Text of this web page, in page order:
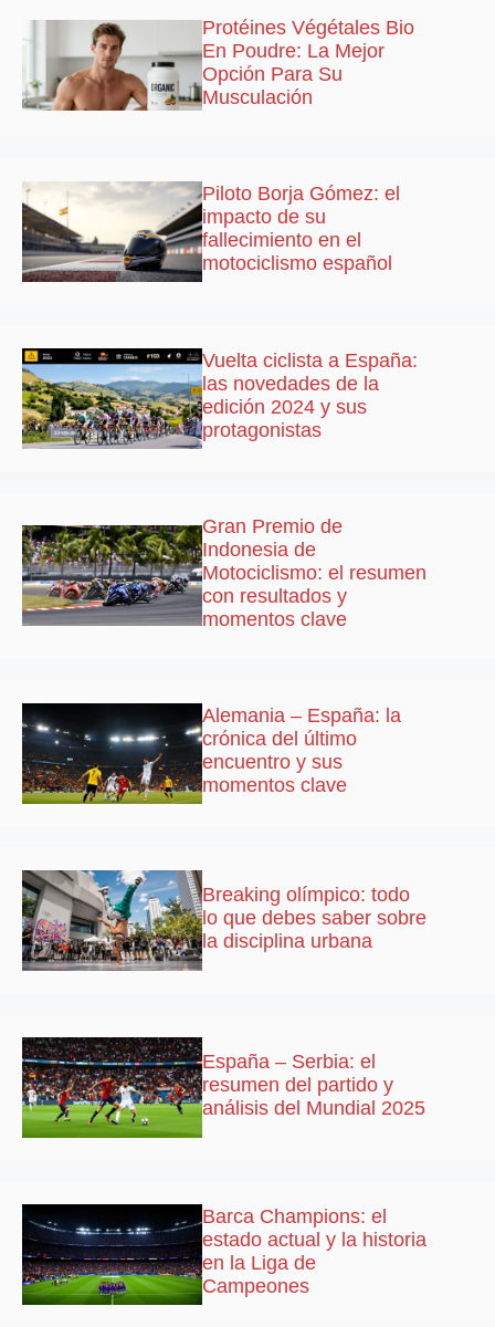
Protéines Végétales Bio
En Poudre: La Mejor
Opción Para Su
Musculación
Piloto Borja Gómez: el
impacto de su
fallecimiento en el
motociclismo español
Vuelta ciclista a España:
las novedades de la
edición 2024 y sus
protagonistas
Gran Premio de
Indonesia de
Motociclismo: el resumen
con resultados y
momentos clave
Alemania – España: la
crónica del último
encuentro y sus
momentos clave
Breaking olímpico: todo
lo que debes saber sobre
la disciplina urbana
España – Serbia: el
resumen del partido y
análisis del Mundial 2025
Barca Champions: el
estado actual y la historia
en la Liga de
Campeones